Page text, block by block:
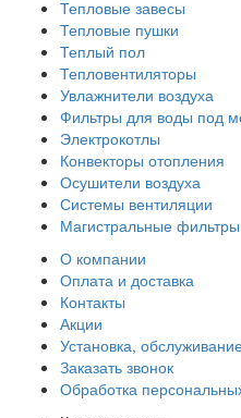
Тепловые завесы
Тепловые пушки
Теплый пол
Тепловентиляторы
Увлажнители воздуха
Фильтры для воды под
Электрокотлы
Конвекторы отопления
Осушители воздуха
Системы вентиляции
Магистральные фильтры
О компании
Оплата и доставка
Контакты
Акции
Установка,
Заказать звонок
Обработка